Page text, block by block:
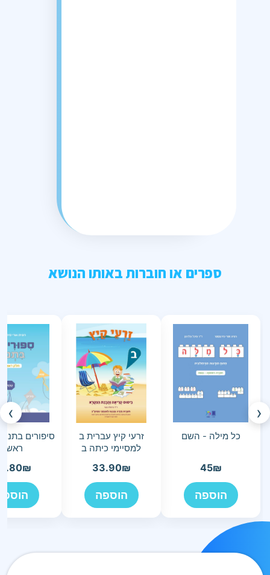
ספרים או חוברות באותו הנושא
‹
כל מילה - השם
45₪
הוספה
זרעי קיץ עברית ב
למסיימי כיתה ב
33.90₪
הוספה
סיפורים
ראשון
₪
›